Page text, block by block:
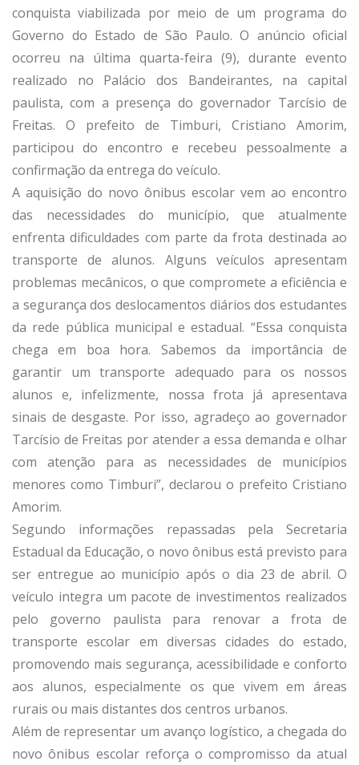
conquista viabilizada por meio de um programa do
Governo do Estado de São Paulo. O anúncio oficial
ocorreu na última quarta-feira (9), durante evento
realizado no Palácio dos Bandeirantes, na capital
paulista, com a presença do governador Tarcísio de
Freitas. O prefeito de Timburi, Cristiano Amorim,
participou do encontro e recebeu pessoalmente a
confirmação da entrega do veículo.
A aquisição do novo ônibus escolar vem ao encontro
das necessidades do município, que atualmente
enfrenta dificuldades com parte da frota destinada ao
transporte de alunos. Alguns veículos apresentam
problemas mecânicos, o que compromete a eficiência e
a segurança dos deslocamentos diários dos estudantes
da rede pública municipal e estadual. “Essa conquista
chega em boa hora. Sabemos da importância de
garantir um transporte adequado para os nossos
alunos e, infelizmente, nossa frota já apresentava
sinais de desgaste. Por isso, agradeço ao governador
Tarcísio de Freitas por atender a essa demanda e olhar
com atenção para as necessidades de municípios
menores como Timburi”, declarou o prefeito Cristiano
Amorim.
Segundo informações repassadas pela Secretaria
Estadual da Educação, o novo ônibus está previsto para
ser entregue ao município após o dia 23 de abril. O
veículo integra um pacote de investimentos realizados
pelo governo paulista para renovar a frota de
transporte escolar em diversas cidades do estado,
promovendo mais segurança, acessibilidade e conforto
aos alunos, especialmente os que vivem em áreas
rurais ou mais distantes dos centros urbanos.
Além de representar um avanço logístico, a chegada do
novo ônibus escolar reforça o compromisso da atual